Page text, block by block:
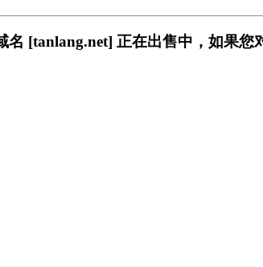
名 [tanlang.net] 正在出售中，如果您